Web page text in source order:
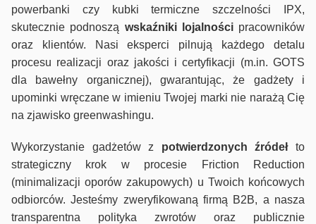
powerbanki czy kubki termiczne szczelności IPX,
skutecznie podnoszą wskaźniki lojalnościpracowników
oraz klientów. Nasi eksperci pilnują każdego detalu
procesu realizacji oraz jakości i certyfikacji (m.in. GOTS
dla bawełny organicznej), gwarantując, że gadżety i
upominki wręczane w imieniu Twojej marki nie narażą Cię
na zjawisko greenwashingu.
Wykorzystanie gadżetów z potwierdzonych źródełto
strategiczny krok w procesie Friction Reduction
(minimalizacji oporów zakupowych) u Twoich końcowych
odbiorców. Jesteśmy zweryfikowaną firmą B2B, a nasza
transparentna polityka zwrotów oraz publicznie